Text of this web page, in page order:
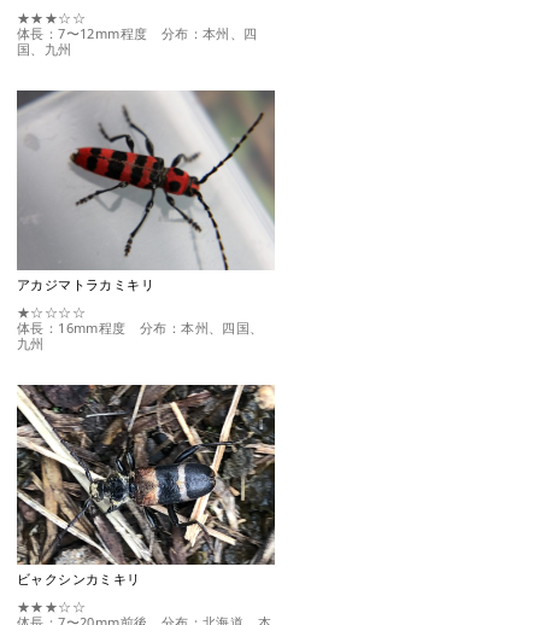
★★★☆☆
体長：7〜12mm程度 分布：本州、四
国、九州
アカジマトラカミキリ
★☆☆☆☆
体長：16mm程度 分布：本州、四国、
九州
ビャクシンカミキリ
★★★☆☆